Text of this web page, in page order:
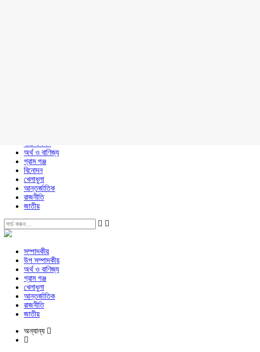
নারী ও শিশু
অর্থ ও বাণিজ্য
গ্রাম গঞ্জ
বিনোদন
খেলাধুলা
আন্তর্জাতিক
রাজনীতি
জাতীয়
সম্পাদকীয়
উপ সম্পাদকীয়
অর্থ ও বাণিজ্য
গ্রাম গঞ্জ
খেলাধুলা
আন্তর্জাতিক
রাজনীতি
জাতীয়
অন্যান্য